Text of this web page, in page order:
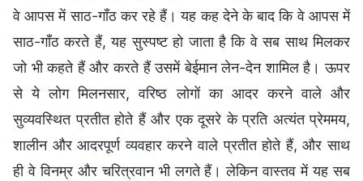
वे आपस में साठ-गाँठ कर रहे हैं। यह कह देने के बाद कि वे आपस में
साठ-गाँठ करते हैं, यह सुस्पष्ट हो जाता है कि वे सब साथ मिलकर
जो भी कहते हैं और करते हैं उसमें बेईमान लेन-देन शामिल है। ऊपर
से ये लोग मिलनसार, वरिष्ठ लोगों का आदर करने वाले और
सुव्यवस्थित प्रतीत होते हैं और एक दूसरे के प्रति अत्यंत प्रेममय,
शालीन और आदरपूर्ण व्यवहार करने वाले प्रतीत होते हैं, और साथ
ही वे विनम्र और चरित्रवान भी लगते हैं। लेकिन वास्तव में यह सब